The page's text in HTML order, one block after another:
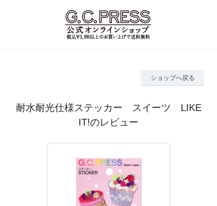
ショップへ戻る
耐水耐光仕様ステッカー スイーツ LIKE
IT!のレビュー